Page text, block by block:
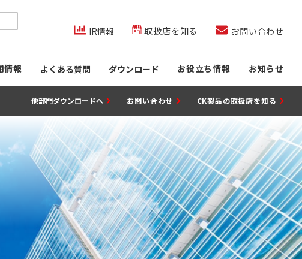
内を検索
IR情報 取扱店を知る お問い合わせ
情報 よくある質問 ダウンロード お役立ち情報 お知らせ
他部門ダウンロードへ お問い合わせ CK製品の取扱店を知る